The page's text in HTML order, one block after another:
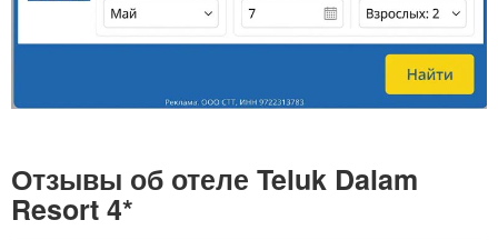
Отзывы об отеле Teluk Dalam
Resort 4*